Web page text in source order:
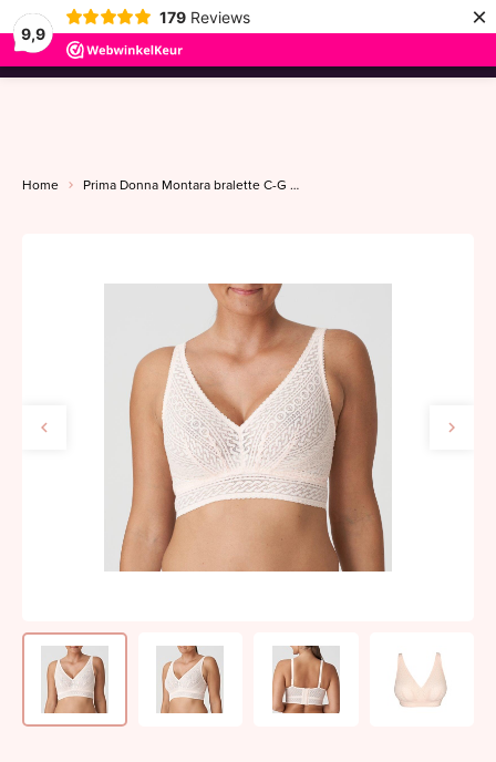
9,9
179 Reviews ×
menu
Home Prima Donna Montara bralette C-G crystal pink